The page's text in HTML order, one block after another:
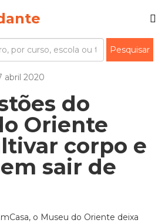
abril 2020
do
Oriente
corpo e
sair de
o Museu do Oriente deixa